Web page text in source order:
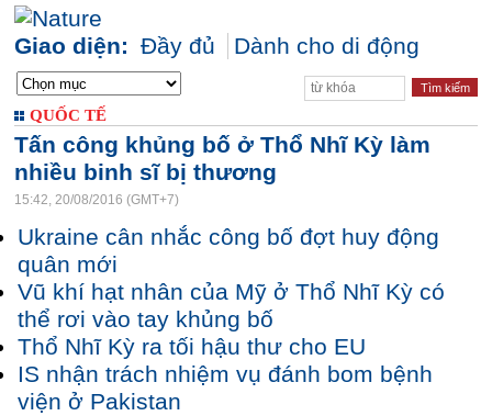
Giao diện: Đầy đủ Dành cho di động
QUỐC TẾ
Tấn công khủng bố ở Thổ Nhĩ Kỳ làm
nhiều binh sĩ bị thương
15:42, 20/08/2016 (GMT+7)
Ukraine cân nhắc công bố đợt huy động
quân mới
Vũ khí hạt nhân của Mỹ ở Thổ Nhĩ Kỳ có
thể rơi vào tay khủng bố
Thổ Nhĩ Kỳ ra tối hậu thư cho EU
IS nhận trách nhiệm vụ đánh bom bệnh
viện ở Pakistan